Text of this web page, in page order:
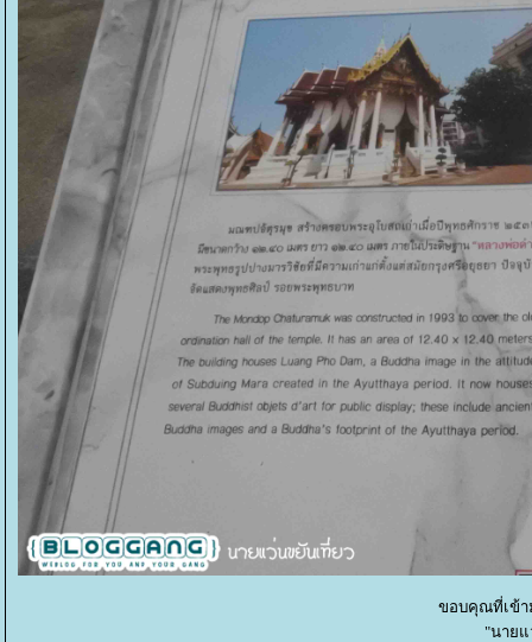
ขอบคุณที่เข้า
"นายแ